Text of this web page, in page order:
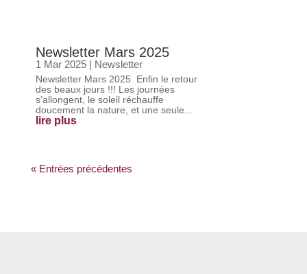
Newsletter Mars 2025
1 Mar 2025| Newsletter
Newsletter Mars 2025 Enfin le retour
des beaux jours !!! Les journées
s’allongent, le soleil réchauffe
doucement la nature, et une seule...
lire plus
« Entrées précédentes